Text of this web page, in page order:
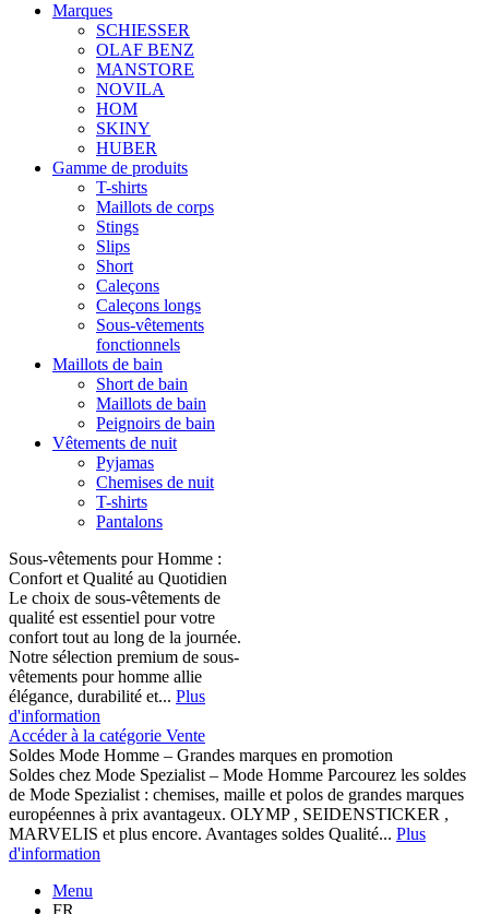
Marques
SCHIESSER
OLAF BENZ
MANSTORE
NOVILA
HOM
SKINY
HUBER
Gamme de produits
T-shirts
Maillots de corps
Stings
Slips
Short
Caleçons
Caleçons longs
Sous-vêtements
fonctionnels
Maillots de bain
Short de bain
Maillots de bain
Peignoirs de bain
Vêtements de nuit
Pyjamas
Chemises de nuit
T-shirts
Pantalons
Sous-vêtements pour Homme :
Confort et Qualité au Quotidien
Le choix de sous-vêtements de
qualité est essentiel pour votre
confort tout au long de la journée.
Notre sélection premium de sous-
vêtements pour homme allie
élégance, durabilité et... Plus
d'information
Accéder à la catégorie Vente
Soldes Mode Homme – Grandes marques en promotion
Soldes chez Mode Spezialist – Mode Homme Parcourez les soldes
de Mode Spezialist : chemises, maille et polos de grandes marques
européennes à prix avantageux. OLYMP , SEIDENSTICKER ,
MARVELIS et plus encore. Avantages soldes Qualité... Plus
d'information
Menu
FR